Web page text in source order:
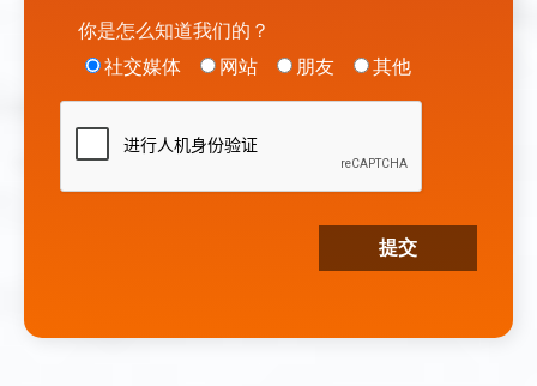
你是怎么知道我们的？
社交媒体
网站 朋友 其他